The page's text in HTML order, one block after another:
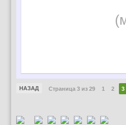
НАЗАД Страница 3 из 29 1 2 3